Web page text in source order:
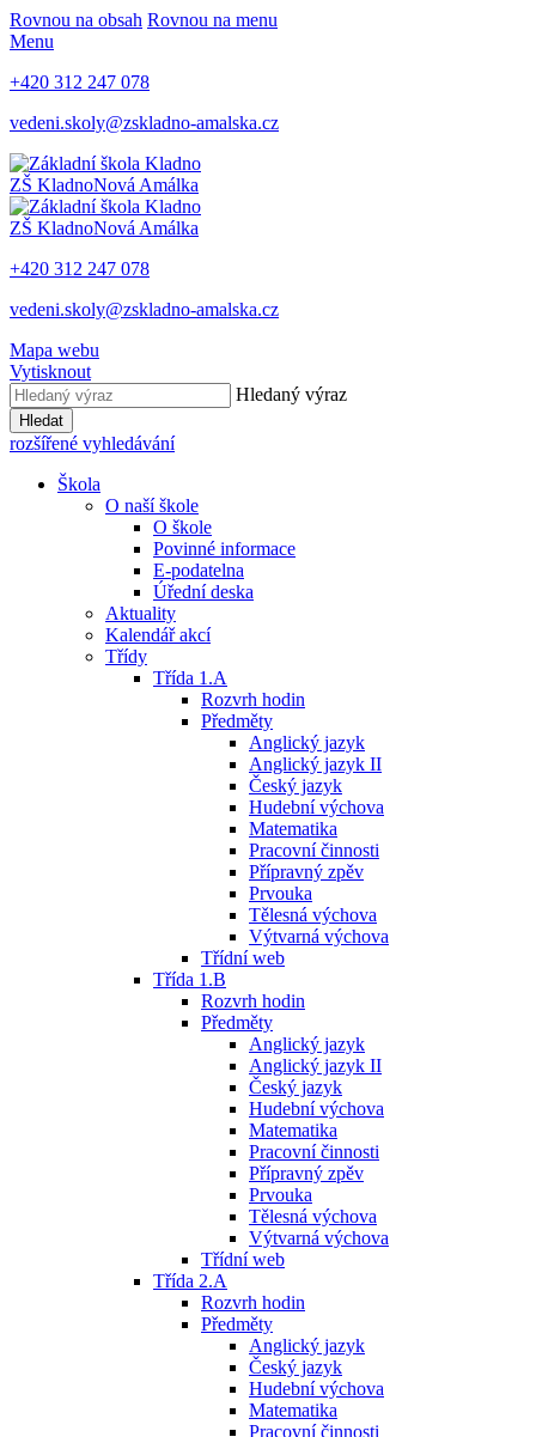
Rovnou na obsah Rovnou na menu
Menu
+420 312 247 078
vedeni.skoly@zskladno-amalska.cz
ZŠ KladnoNová Amálka
ZŠ KladnoNová Amálka
+420 312 247 078
vedeni.skoly@zskladno-amalska.cz
Mapa webu
Vytisknout
Hledaný výraz
Hledat
rozšířené vyhledávání
Škola
O naší škole
O škole
Povinné informace
E-podatelna
Úřední deska
Aktuality
Kalendář akcí
Třídy
Třída 1.A
Rozvrh hodin
Předměty
Anglický jazyk
Anglický jazyk II
Český jazyk
Hudební výchova
Matematika
Pracovní činnosti
Přípravný zpěv
Prvouka
Tělesná výchova
Výtvarná výchova
Třídní web
Třída 1.B
Rozvrh hodin
Předměty
Anglický jazyk
Anglický jazyk II
Český jazyk
Hudební výchova
Matematika
Pracovní činnosti
Přípravný zpěv
Prvouka
Tělesná výchova
Výtvarná výchova
Třídní web
Třída 2.A
Rozvrh hodin
Předměty
Anglický jazyk
Český jazyk
Hudební výchova
Matematika
Pracovní činnosti